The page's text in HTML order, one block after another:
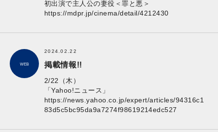
初出演で主人公の妻役＜罪と悪＞
https://mdpr.jp/cinema/detail/4212430
WEB
2024.02.22
掲載情報!!
2/22（木）
「Yahoo!ニュース」
https://news.yahoo.co.jp/expert/articles/94316c1
83d5c5bc95da9a7274f98619214edc527